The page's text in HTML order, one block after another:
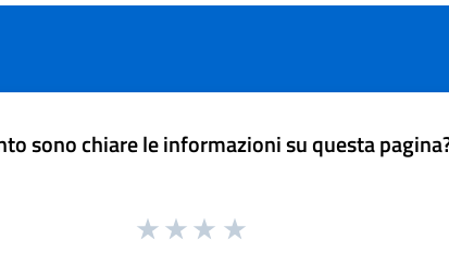
sono chiare le informazioni su questa